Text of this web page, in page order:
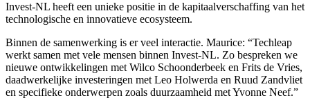
Invest-NL heeft een unieke positie in de kapitaalverschaffing van het
technologische en innovatieve ecosysteem.
Binnen de samenwerking is er veel interactie. Maurice: “Techleap
werkt samen met vele mensen binnen Invest-NL. Zo bespreken we
nieuwe ontwikkelingen met Wilco Schoonderbeek en Frits de Vries,
daadwerkelijke investeringen met Leo Holwerda en Ruud Zandvliet
en specifieke onderwerpen zoals duurzaamheid met Yvonne Neef.”